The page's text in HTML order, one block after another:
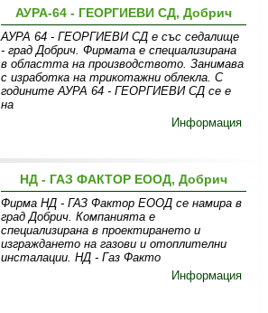
АУРА-64 - ГЕОРГИЕВИ СД, Добрич
АУРА 64 - ГЕОРГИЕВИ СД е със седалище
- град Добрич. Фирмата е специализирана
в областта на производството. Занимава
с изработка на трикотажни облекла. С
годините АУРА 64 - ГЕОРГИЕВИ СД се е
на
Информация
НД - ГАЗ ФАКТОР ЕООД, Добрич
Фирма НД - ГАЗ Фактор ЕООД се намира в
град Добрич. Компанията е
специализирана в проектирането и
изграждането на газови и отоплителни
инсталации. НД - Газ Факто
Информация